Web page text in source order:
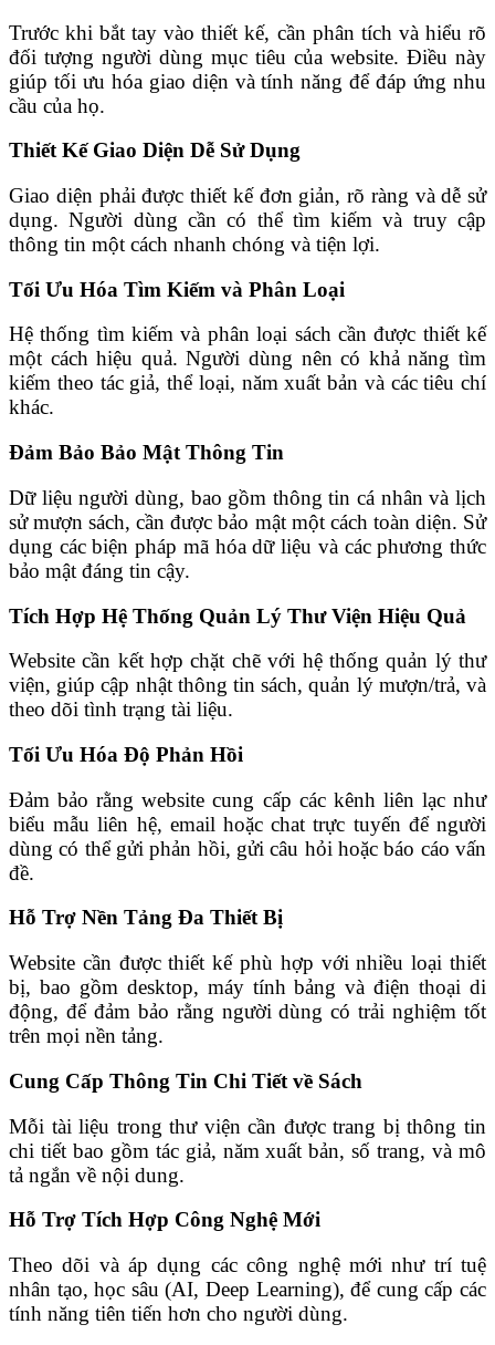
Trước khi bắt tay vào thiết kế, cần phân tích và hiểu rõ
đối tượng người dùng mục tiêu của website. Điều này
giúp tối ưu hóa giao diện và tính năng để đáp ứng nhu
cầu của họ.
Thiết Kế Giao Diện Dễ Sử Dụng
Giao diện phải được thiết kế đơn giản, rõ ràng và dễ sử
dụng. Người dùng cần có thể tìm kiếm và truy cập
thông tin một cách nhanh chóng và tiện lợi.
Tối Ưu Hóa Tìm Kiếm và Phân Loại
Hệ thống tìm kiếm và phân loại sách cần được thiết kế
một cách hiệu quả. Người dùng nên có khả năng tìm
kiếm theo tác giả, thể loại, năm xuất bản và các tiêu chí
khác.
Đảm Bảo Bảo Mật Thông Tin
Dữ liệu người dùng, bao gồm thông tin cá nhân và lịch
sử mượn sách, cần được bảo mật một cách toàn diện. Sử
dụng các biện pháp mã hóa dữ liệu và các phương thức
bảo mật đáng tin cậy.
Tích Hợp Hệ Thống Quản Lý Thư Viện Hiệu Quả
Website cần kết hợp chặt chẽ với hệ thống quản lý thư
viện, giúp cập nhật thông tin sách, quản lý mượn/trả, và
theo dõi tình trạng tài liệu.
Tối Ưu Hóa Độ Phản Hồi
Đảm bảo rằng website cung cấp các kênh liên lạc như
biểu mẫu liên hệ, email hoặc chat trực tuyến để người
dùng có thể gửi phản hồi, gửi câu hỏi hoặc báo cáo vấn
đề.
Hỗ Trợ Nền Tảng Đa Thiết Bị
Website cần được thiết kế phù hợp với nhiều loại thiết
bị, bao gồm desktop, máy tính bảng và điện thoại di
động, để đảm bảo rằng người dùng có trải nghiệm tốt
trên mọi nền tảng.
Cung Cấp Thông Tin Chi Tiết về Sách
Mỗi tài liệu trong thư viện cần được trang bị thông tin
chi tiết bao gồm tác giả, năm xuất bản, số trang, và mô
tả ngắn về nội dung.
Hỗ Trợ Tích Hợp Công Nghệ Mới
Theo dõi và áp dụng các công nghệ mới như trí tuệ
nhân tạo, học sâu (AI, Deep Learning), để cung cấp các
tính năng tiên tiến hơn cho người dùng.